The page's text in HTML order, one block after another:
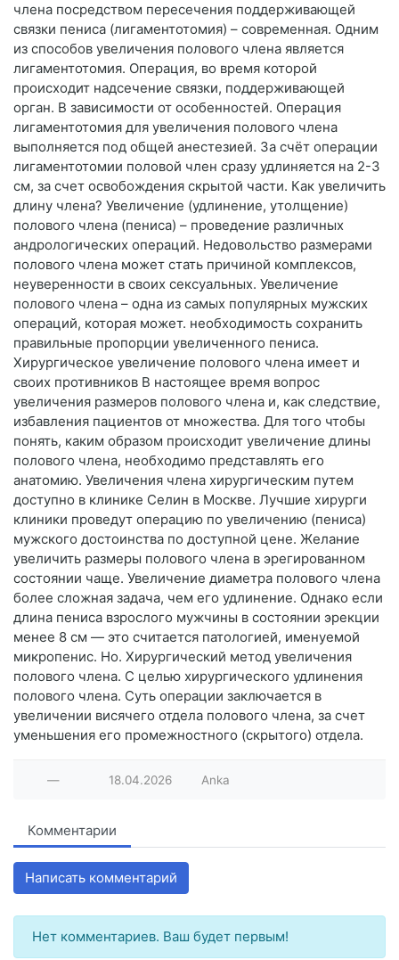
члена посредством пересечения поддерживающей
связки пениса (лигаментотомия) – современная. Одним
из способов увеличения полового члена является
лигаментотомия. Операция, во время которой
происходит надсечение связки, поддерживающей
орган. В зависимости от особенностей. Операция
лигаментотомия для увеличения полового члена
выполняется под общей анестезией. За счёт операции
лигаментотомии половой член сразу удлиняется на 2-3
см, за счет освобождения скрытой части. Как увеличить
длину члена? Увеличение (удлинение, утолщение)
полового члена (пениса) – проведение различных
андрологических операций. Недовольство размерами
полового члена может стать причиной комплексов,
неуверенности в своих сексуальных. Увеличение
полового члена – одна из самых популярных мужских
операций, которая может. необходимость сохранить
правильные пропорции увеличенного пениса.
Хирургическое увеличение полового члена имеет и
своих противников В настоящее время вопрос
увеличения размеров полового члена и, как следствие,
избавления пациентов от множества. Для того чтобы
понять, каким образом происходит увеличение длины
полового члена, необходимо представлять его
анатомию. Увеличения члена хирургическим путем
доступно в клинике Селин в Москве. Лучшие хирурги
клиники проведут операцию по увеличению (пениса)
мужского достоинства по доступной цене. Желание
увеличить размеры полового члена в эрегированном
состоянии чаще. Увеличение диаметра полового члена
более сложная задача, чем его удлинение. Однако если
длина пениса взрослого мужчины в состоянии эрекции
менее 8 см — это считается патологией, именуемой
микропенис. Но. Хирургический метод увеличения
полового члена. С целью хирургического удлинения
полового члена. Суть операции заключается в
увеличении висячего отдела полового члена, за счет
уменьшения его промежностного (скрытого) отдела.
— 18.04.2026 Anka
Комментарии
Написать комментарий
Нет комментариев. Ваш будет первым!